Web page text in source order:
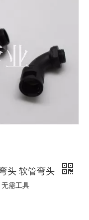
头 软管弯头
需工具